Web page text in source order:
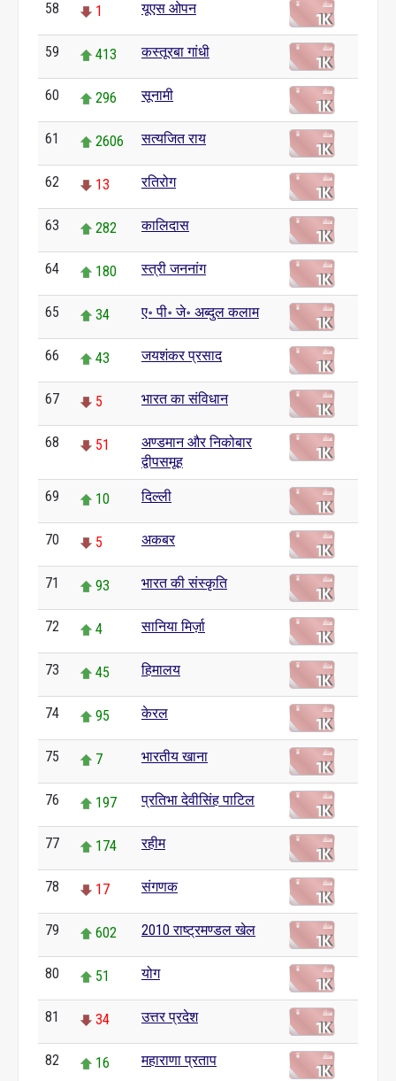
58 1 यूएस ओपन
59 413 कस्तूरबा गांधी
60 296 सूनामी
61 2606 सत्यजित राय
62 13 रतिरोग
63 282 कालिदास
64 180 स्त्री जननांग
65 34 ए॰ पी॰ जे॰ अब्दुल कलाम
66 43 जयशंकर प्रसाद
67 5 भारत का संविधान
68 51
अण्डमान और निकोबार
द्वीपसमूह
69 10 दिल्ली
70 5 अकबर
71 93 भारत की संस्कृति
72 4 सानिया मिर्ज़ा
73 45 हिमालय
74 95 केरल
75 7 भारतीय खाना
76 197 प्रतिभा देवीसिंह पाटिल
77 174 रहीम
78 17 संगणक
79 602 2010 राष्ट्रमण्डल खेल
80 51 योग
81 34 उत्तर प्रदेश
82 16 महाराणा प्रताप